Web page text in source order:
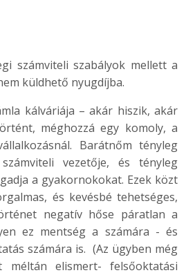
számviteli szabályok mellett a
küldhető nyugdíjba.
kálváriája – akár hiszik, akár
méghozzá egy komoly, a
Barátnőm tényleg
vezetője, és tényleg
a gyakornokokat. Ezek közt
és kevésbé tehetséges,
negatív hőse páratlan a
ez mentség a számára - és
számára is. (Az ügyben még
elismert- felsőoktatási